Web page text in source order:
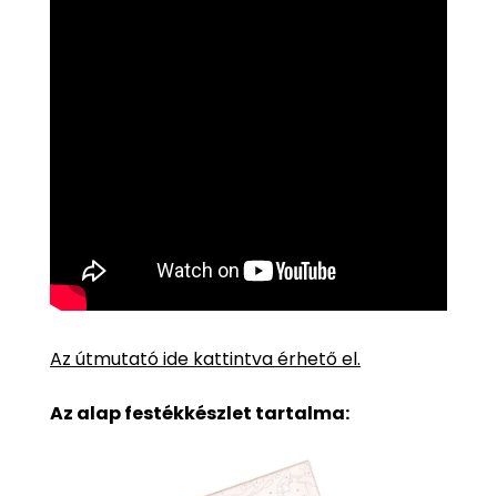
Az útmutató ide kattintva érhető el.
Az alap festékkészlet tartalma: